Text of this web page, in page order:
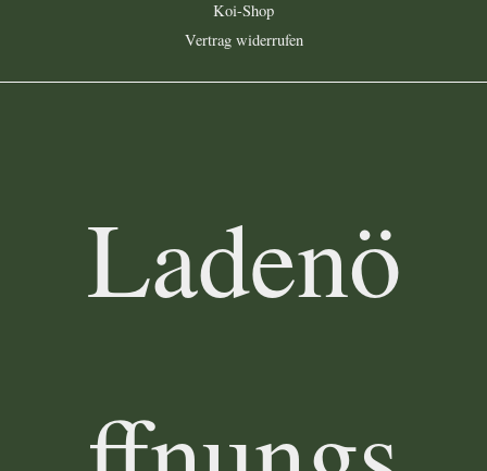
Koi-Shop
Vertrag widerrufen
Ladenö